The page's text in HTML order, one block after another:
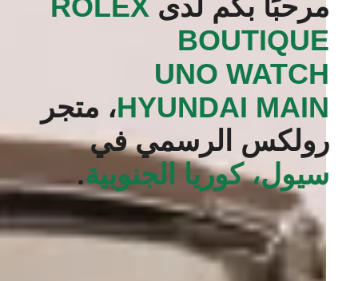
مرحبًا بكم لدى ‭ROLEX
BOUTIQUE
UNO WATCH
HYUNDAI MAIN‬، متجر
رولكس الرسمي في
سيول، كوريا الجنوبية.